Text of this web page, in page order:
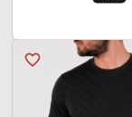
favorite_border